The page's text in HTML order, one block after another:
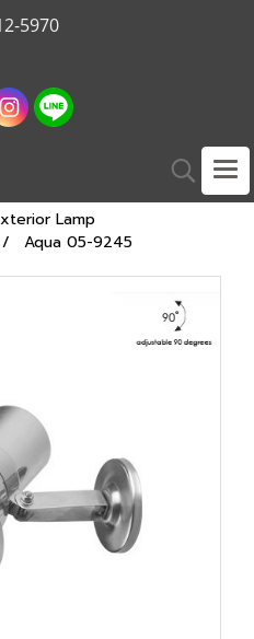
5970
Lamp
Aqua 05-9245